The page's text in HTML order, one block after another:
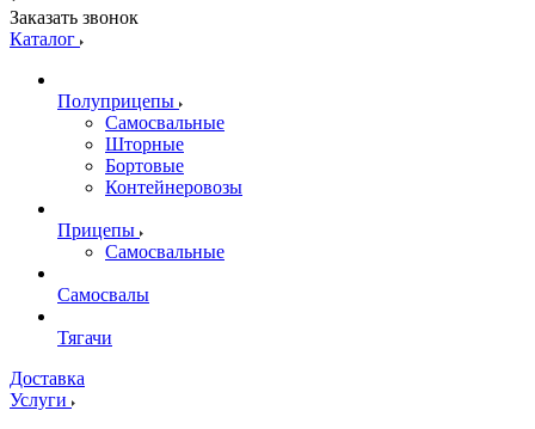
Заказать звонок
Каталог
Полуприцепы
Самосвальные
Шторные
Бортовые
Контейнеровозы
Прицепы
Самосвальные
Самосвалы
Тягачи
Доставка
Услуги